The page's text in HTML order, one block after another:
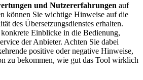
und Nutzererfahrungen auf
können Sie wichtige Hinweise auf die
des Übersetzungsdienstes erhalten.
Einblicke in die Bedienung,
der Anbieter. Achten Sie dabei
positive oder negative Hinweise,
zu bekommen, wie gut das Tool wirklich